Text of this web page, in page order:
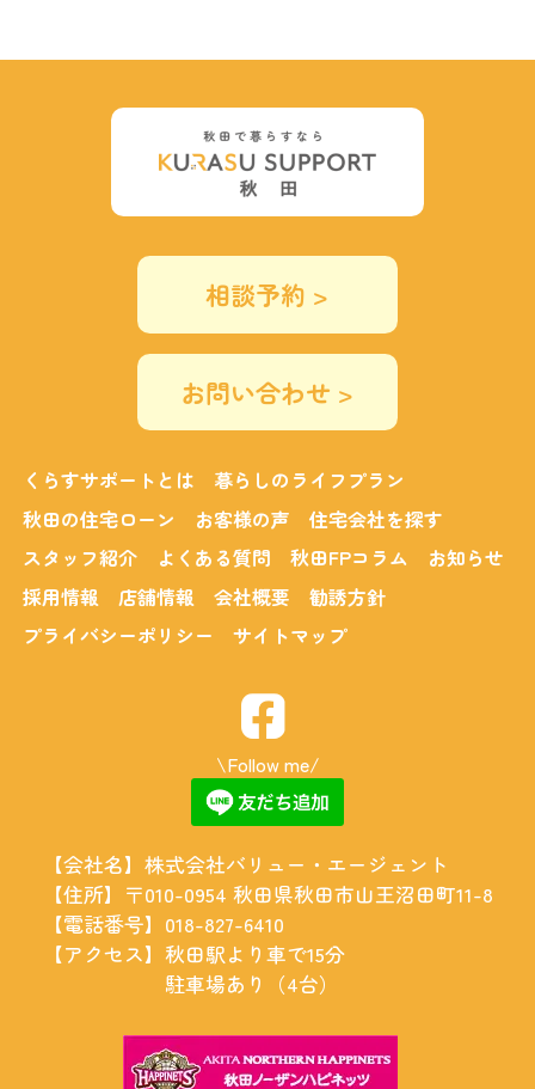
相談予約 >
お問い合わせ >
くらすサポートとは
暮らしのライフプラン
秋田の住宅ローン
お客様の声
住宅会社を探す
スタッフ紹介
よくある質問 秋田FPコラム
お知らせ
採用情報
店舗情報 会社概要
勧誘方針
プライバシーポリシー
サイトマップ
\Follow me/
【会社名】 株式会社バリュー・エージェント
【住所】 〒010-0954 秋田県秋田市山王沼田町11-8
【電話番号】 018-827-6410
【アクセス】 秋田駅より車で15分
駐車場あり（4台）